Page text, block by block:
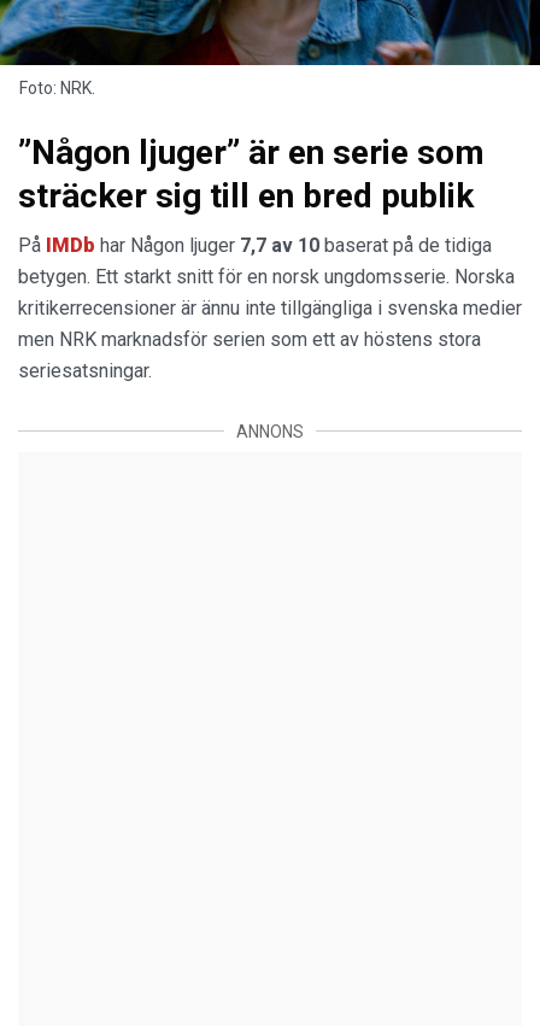
Foto: NRK.
”Någon ljuger” är en serie som
sträcker sig till en bred publik
På IMDb har Någon ljuger 7,7 av 10 baserat på de tidiga
betygen. Ett starkt snitt för en norsk ungdomsserie. Norska
kritikerrecensioner är ännu inte tillgängliga i svenska medier
men NRK marknadsför serien som ett av höstens stora
seriesatsningar.
ANNONS